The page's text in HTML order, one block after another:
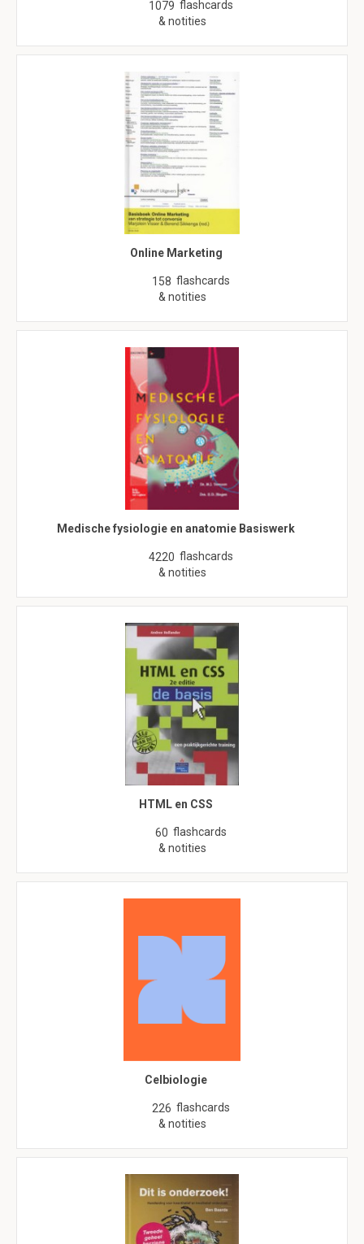
1079 flashcards
& notities
Online Marketing
158 flashcards
& notities
Medische fysiologie en anatomie Basiswerk
4220 flashcards
& notities
HTML en CSS
60 flashcards
& notities
Celbiologie
226 flashcards
& notities